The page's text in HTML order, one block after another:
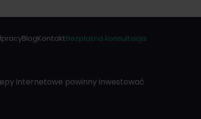
BlogKontaktBezpłatna konsultacja